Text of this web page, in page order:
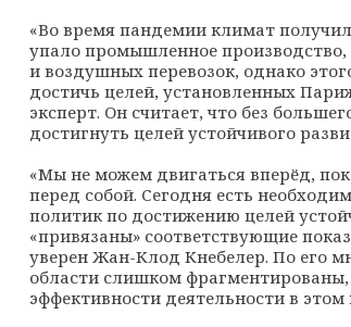
«Во время пандемии климат
упало промышленное
и воздушных перевозок, однако
достичь целей, установленных
эксперт. Он считает, что без
достигнуть целей устойчивого
«Мы не можем двигаться вперёд,
перед собой. Сегодня есть
политик по достижению целей
«привязаны» соответствующие
уверен Жан-Клод Кнебелер. По его
области слишком
эффективности деятельности в